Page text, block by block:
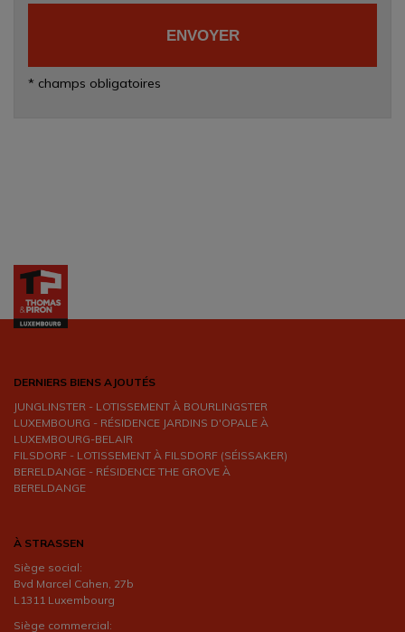
* champs obligatoires
DERNIERS BIENS AJOUTÉS
JUNGLINSTER - LOTISSEMENT À BOURLINGSTER
LUXEMBOURG - RÉSIDENCE JARDINS D'OPALE À
LUXEMBOURG-BELAIR
FILSDORF - LOTISSEMENT À FILSDORF (SÉISSAKER)
BERELDANGE - RÉSIDENCE THE GROVE À
BERELDANGE
À STRASSEN
Siège social:
Bvd Marcel Cahen, 27b
L1311 Luxembourg
Siège commercial: